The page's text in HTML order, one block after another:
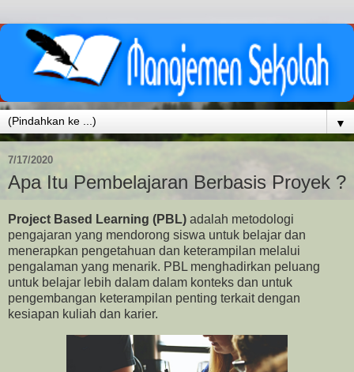
▼
7/17/2020
Apa Itu Pembelajaran Berbasis Proyek ?
Project Based Learning (PBL) adalah metodologi
pengajaran yang mendorong siswa untuk belajar dan
menerapkan pengetahuan dan keterampilan melalui
pengalaman yang menarik. PBL menghadirkan peluang
untuk belajar lebih dalam dalam konteks dan untuk
pengembangan keterampilan penting terkait dengan
kesiapan kuliah dan karier.